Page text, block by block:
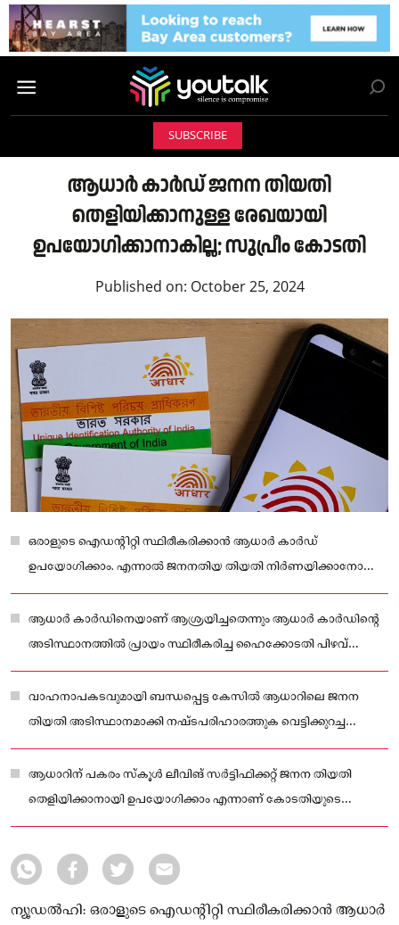
SUBSCRIBE
ആധാര്‍ കാര്‍ഡ് ജനന തിയതി
തെളിയിക്കാനുള്ള രേഖയായി
ഉപയോഗിക്കാനാകില്ല; സുപ്രീം കോടതി
Published on: October 25, 2024
ഒരാളുടെ ഐഡന്റിറ്റി സ്ഥിരീകരിക്കാന്‍ ആധാര്‍ കാര്‍ഡ്
ഉപയോഗിക്കാം. എന്നാല്‍ ജനനതിയ തിയതി നിര്‍ണയിക്കാനോ
സ്ഥിരീകരിക്കാനോ ഉള്ള തെളിവായി ആധാര്‍ കാര്‍ഡിനെ
കാണാനാവില്ല
ആധാര്‍ കാര്‍ഡിനെയാണ് ആശ്രയിച്ചതെന്നും ആധാര്‍ കാര്‍ഡിന്റെ
അടിസ്ഥാനത്തില്‍ പ്രായം സ്ഥിരീകരിച്ച ഹൈക്കോടതി പിഴവ്
വരുത്തിയെന്നുമുള്ള വാദം കോടതി അംഗീകരിക്കുകയായിരുന്നു.
വാഹനാപകടവുമായി ബന്ധപ്പെട്ട കേസിൽ ആധാറിലെ ജനന
തിയതി അടിസ്ഥാനമാക്കി നഷ്ടപരിഹാരത്തുക വെട്ടിക്കുറച്ച
പഞ്ചാബ്, ഹരിയാന ഹൈക്കോടതികളുടെ വിധിയെ തള്ളിയാണ്
സുപ്രീം കോടതിയുടെ ഉത്തരവ്
ആധാറിന് പകരം സ്‌കൂള്‍ ലീവിങ് സര്‍ട്ടിഫിക്കറ്റ് ജനന തിയതി
തെളിയിക്കാനായി ഉപയോഗിക്കാം എന്നാണ് കോടതിയുടെ
നിരീക്ഷണം.
ന്യൂഡല്‍ഹി: ഒരാളുടെ ഐഡന്റിറ്റി സ്ഥിരീകരിക്കാന്‍ ആധാര്‍